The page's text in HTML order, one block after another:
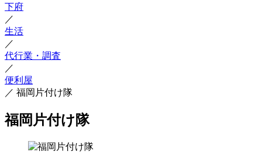
下府
／
生活
／
代行業・調査
／
便利屋
／ 福岡片付け隊
福岡片付け隊